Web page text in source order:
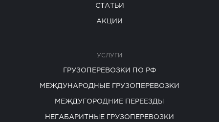
СТАТЬИ
АКЦИИ
УСЛУГИ
ГРУЗОПЕРЕВОЗКИ ПО РФ
МЕЖДУНАРОДНЫЕ ГРУЗОПЕРЕВОЗКИ
МЕЖДУГОРОДНИЕ ПЕРЕЕЗДЫ
НЕГАБАРИТНЫЕ ГРУЗОПЕРЕВОЗКИ